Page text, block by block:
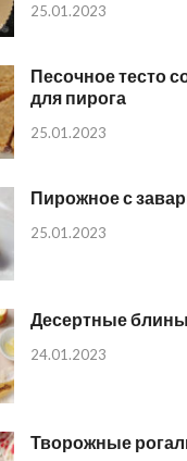
25.01.2023
Песочное тесто
для пирога
25.01.2023
Пирожное с
25.01.2023
Десертные блины
24.01.2023
Творожные